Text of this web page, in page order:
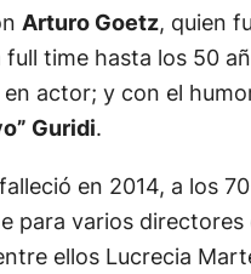
Arturo Goetz, quien
time hasta los 50
actor; y con el
Guridi.
en 2014, a los
para varios directores
ellos Lucrecia